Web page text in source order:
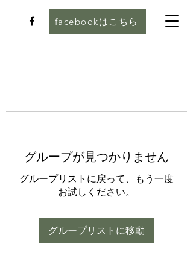
facebookはこちら
グループが見つかりません
グループリストに戻って、もう一度
お試しください。
グループリストに移動